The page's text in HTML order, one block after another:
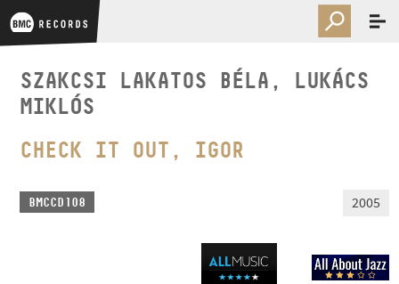
SZAKCSI LAKATOS BÉLA, LUKÁCS
MIKLÓS
CHECK IT OUT, IGOR
BMCCD108 2005